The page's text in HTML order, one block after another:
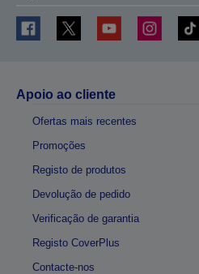
Apoio ao cliente
Ofertas mais recentes
Promoções
Registo de produtos
Devolução de pedido
Verificação de garantia
Registo CoverPlus
Contacte-nos